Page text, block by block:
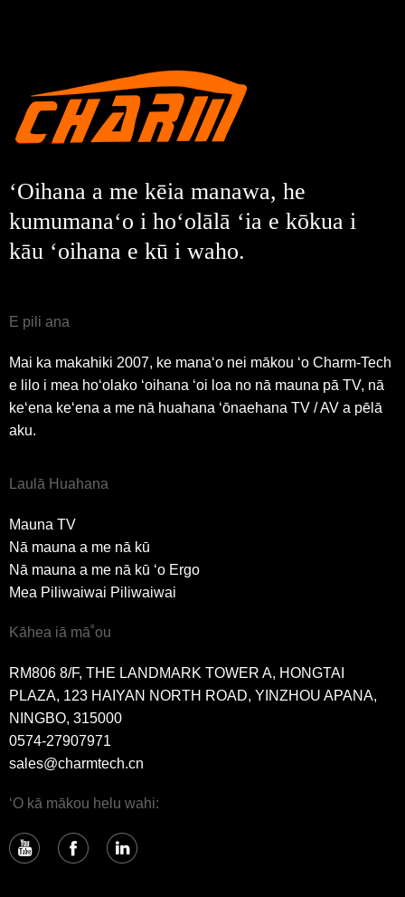
ʻOihana a me kēia manawa, he
kumumanaʻo i hoʻolālā ʻia e kōkua i
kāu ʻoihana e kū i waho.
E pili ana
Mai ka makahiki 2007, ke manaʻo nei mākou ʻo Charm-Tech
e lilo i mea hoʻolako ʻoihana ʻoi loa no nā mauna pā TV, nā
keʻena keʻena a me nā huahana ʻōnaehana TV / AV a pēlā
aku.
Laulā Huahana
Mauna TV
Nā mauna a me nā kū
Nā mauna a me nā kū ʻo Ergo
Mea Piliwaiwai Piliwaiwai
Kāhea iā mā˚ou
RM806 8/F, THE LANDMARK TOWER A, HONGTAI
PLAZA, 123 HAIYAN NORTH ROAD, YINZHOU APANA,
NINGBO, 315000
0574-27907971
sales@charmtech.cn
ʻO kā mākou helu wahi: